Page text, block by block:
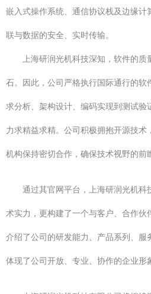
嵌入式操作系统、通信协议栈及边缘计
联与数据的安全、实时传输。
上海研润光机科技深知，软件的
石。因此，公司严格执行国际通行的软
求分析、架构设计、编码实现到测试验
力求精益求精。公司积极拥抱开源技
机构保持密切合作，确保技术视野的前
通过其官网平台，上海研润光机科
术实力，更构建了一个与客户、合作伙
介绍了公司的研发能力、产品系列、服
体现了公司开放、专业、协作的企业形